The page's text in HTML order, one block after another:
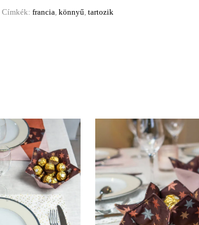
Címkék: francia könnyű tartozik